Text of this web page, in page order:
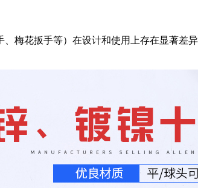
梅花扳手等）在设计和使用上存在显著差